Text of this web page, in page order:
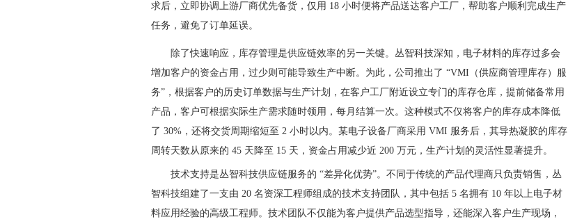
求后，立即协调上游厂商优先备货，仅用 18 小时便将产品送达客户工厂，帮助客户顺利完成生产
任务，避免了订单延误。
除了快速响应，库存管理是供应链效率的另一关键。丛智科技深知，电子材料的库存过多会
增加客户的资金占用，过少则可能导致生产中断。为此，公司推出了 “VMI（供应商管理库存）服
务”，根据客户的历史订单数据与生产计划，在客户工厂附近设立专门的库存仓库，提前储备常用
产品，客户可根据实际生产需求随时领用，每月结算一次。这种模式不仅将客户的库存成本降低
了 30%，还将交货周期缩短至 2 小时以内。某电子设备厂商采用 VMI 服务后，其导热凝胶的库存
周转天数从原来的 45 天降至 15 天，资金占用减少近 200 万元，生产计划的灵活性显著提升。
技术支持是丛智科技供应链服务的 “差异化优势”。不同于传统的产品代理商只负责销售，丛
智科技组建了一支由 20 名资深工程师组成的技术支持团队，其中包括 5 名拥有 10 年以上电子材
料应用经验的高级工程师。技术团队不仅能为客户提供产品选型指导，还能深入客户生产现场，